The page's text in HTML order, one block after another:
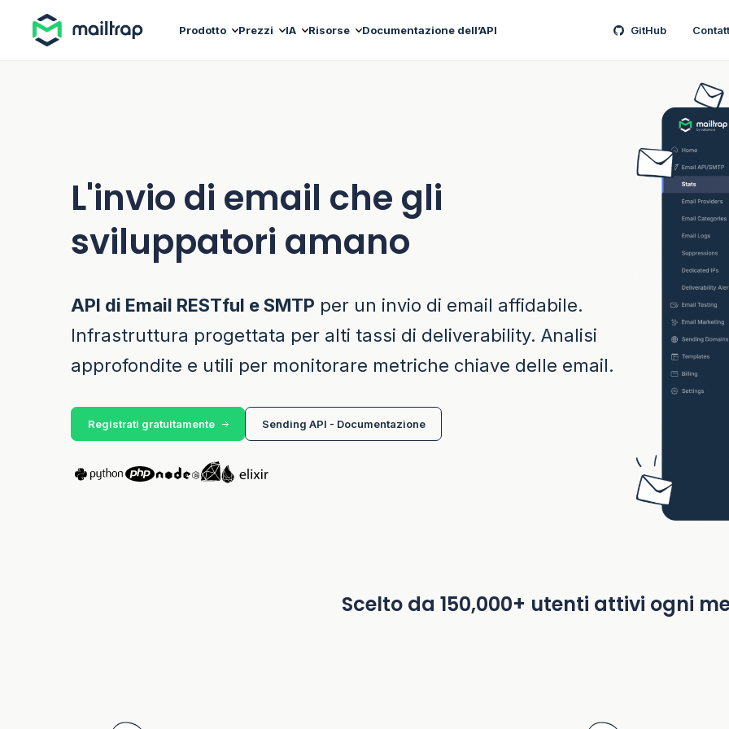
Prodotto Prezzi IA Risorse Documentazione dell’API GitHub
L'invio di email che gli
sviluppatori amano
API di Email RESTful e SMTP per un invio di email affidabile.
Infrastruttura progettata per alti tassi di deliverability. Analisi
approfondite e utili per monitorare metriche chiave delle email.
Registrati gratuitamente Sending API - Documentazione
Scelto da 150,000+ utenti attivi ogni